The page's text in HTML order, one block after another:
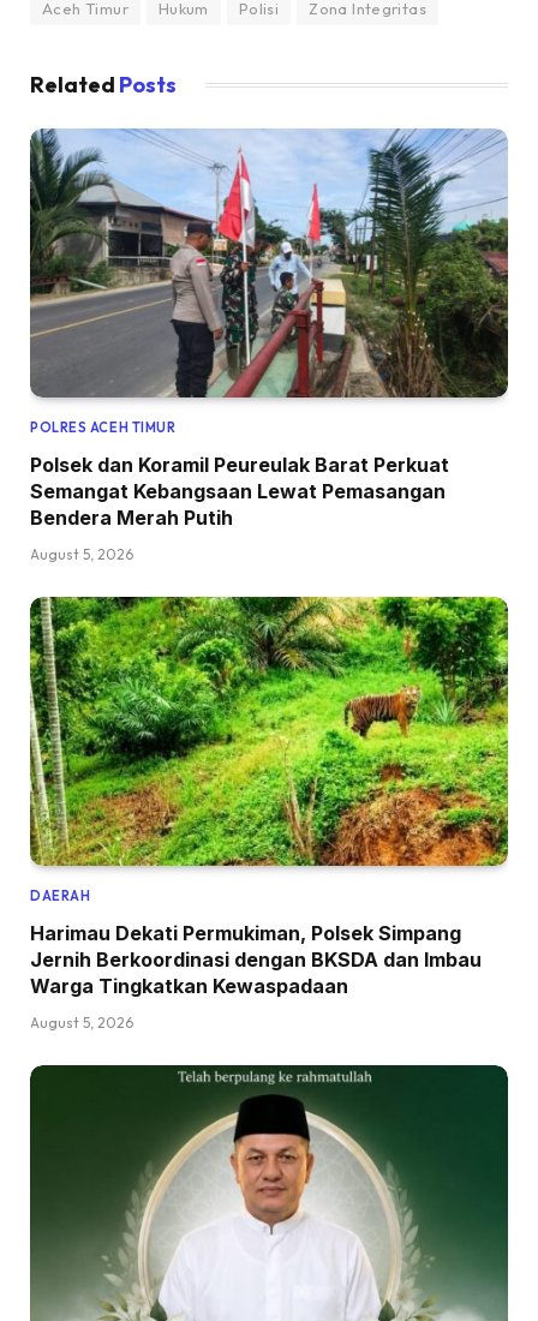
Aceh Timur Hukum Polisi Zona Integritas
Related Posts
POLRES ACEH TIMUR
Polsek dan Koramil Peureulak Barat Perkuat
Semangat Kebangsaan Lewat Pemasangan
Bendera Merah Putih
August 5, 2026
DAERAH
Harimau Dekati Permukiman, Polsek Simpang
Jernih Berkoordinasi dengan BKSDA dan Imbau
Warga Tingkatkan Kewaspadaan
August 5, 2026